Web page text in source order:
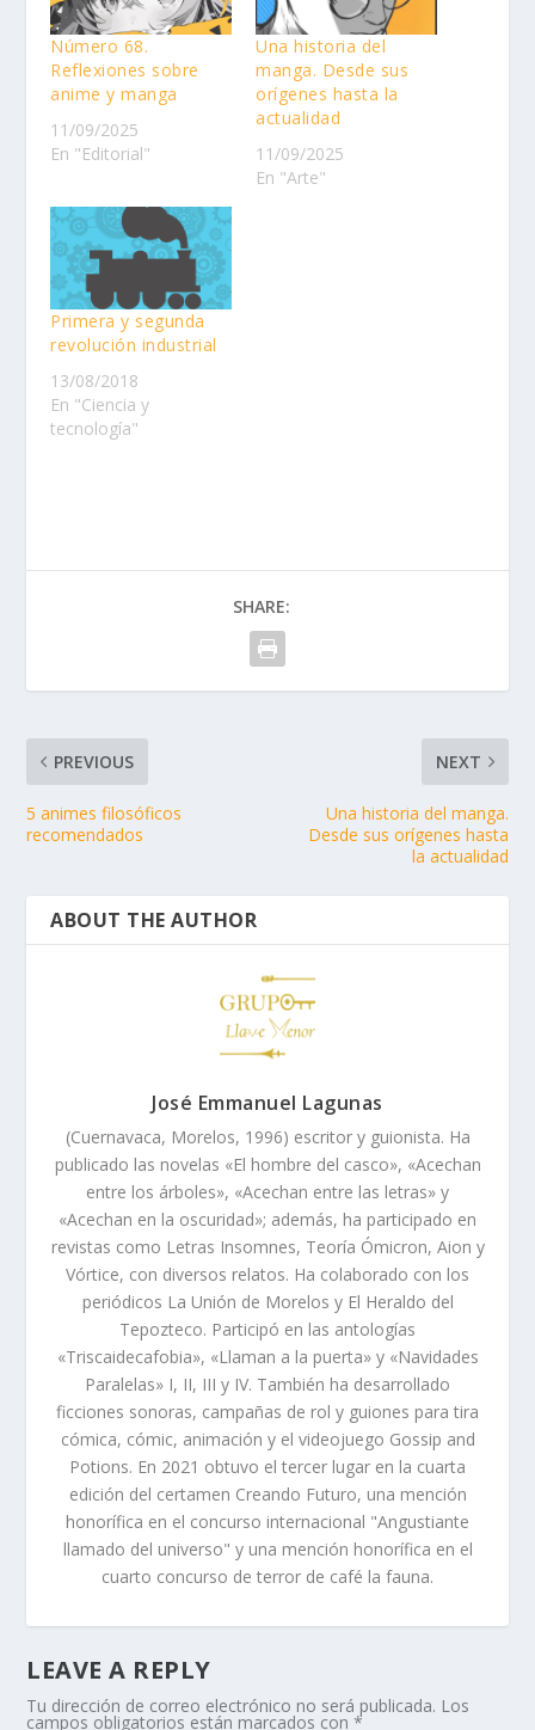
Número 68.
Reflexiones sobre
anime y manga
11/09/2025
En "Editorial"
Una historia del
manga. Desde sus
orígenes hasta la
actualidad
11/09/2025
En "Arte"
Primera y segunda
revolución industrial
13/08/2018
En "Ciencia y
tecnología"
SHARE:
PREVIOUS
5 animes filosóficos
recomendados
NEXT
Una historia del manga.
Desde sus orígenes hasta
la actualidad
ABOUT THE AUTHOR
José Emmanuel Lagunas
(Cuernavaca, Morelos, 1996) escritor y guionista. Ha
publicado las novelas «El hombre del casco», «Acechan
entre los árboles», «Acechan entre las letras» y
«Acechan en la oscuridad»; además, ha participado en
revistas como Letras Insomnes, Teoría Ómicron, Aion y
Vórtice, con diversos relatos. Ha colaborado con los
periódicos La Unión de Morelos y El Heraldo del
Tepozteco. Participó en las antologías
«Triscaidecafobia», «Llaman a la puerta» y «Navidades
Paralelas» I, II, III y IV. También ha desarrollado
ficciones sonoras, campañas de rol y guiones para tira
cómica, cómic, animación y el videojuego Gossip and
Potions. En 2021 obtuvo el tercer lugar en la cuarta
edición del certamen Creando Futuro, una mención
honorífica en el concurso internacional "Angustiante
llamado del universo" y una mención honorífica en el
cuarto concurso de terror de café la fauna.
LEAVE A REPLY
Tu dirección de correo electrónico no será publicada. Los
campos obligatorios están marcados con*